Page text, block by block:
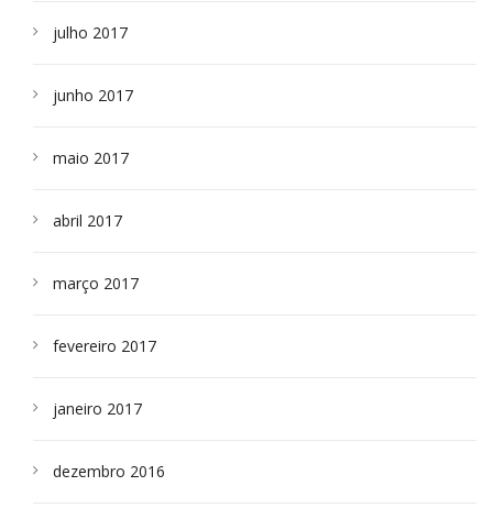
julho 2017
junho 2017
maio 2017
abril 2017
março 2017
fevereiro 2017
janeiro 2017
dezembro 2016